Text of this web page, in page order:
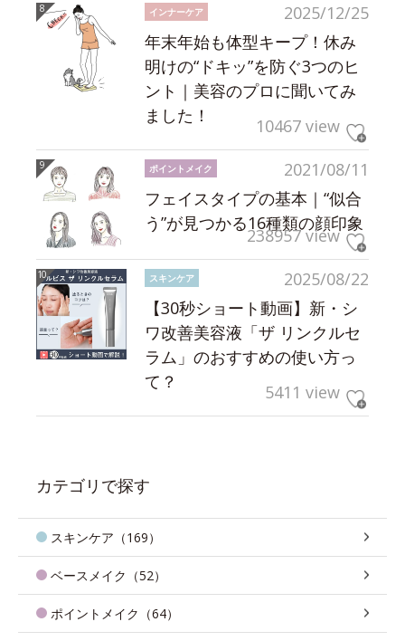
2025/12/25
インナーケア
年末年始も体型キープ！休み
明けの“ドキッ”を防ぐ3つのヒ
ント｜美容のプロに聞いてみ
ました！
10467 view
2021/08/11
ポイントメイク
フェイスタイプの基本｜“似合
う”が見つかる16種類の顔印象
238957 view
2025/08/22
スキンケア
【30秒ショート動画】新・シ
ワ改善美容液「ザ リンクルセ
ラム」のおすすめの使い方っ
て？
5411 view
カテゴリで探す
スキンケア（169）
ベースメイク（52）
ポイントメイク（64）